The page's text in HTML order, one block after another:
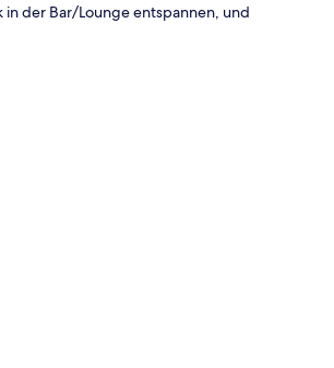
in der Bar/Lounge entspannen, und